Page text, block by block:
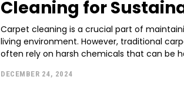
Cleaning for
Carpet cleaning is a crucial part of
living environment. However, traditional
often rely on harsh chemicals that can be
DECEMBER 24, 2024